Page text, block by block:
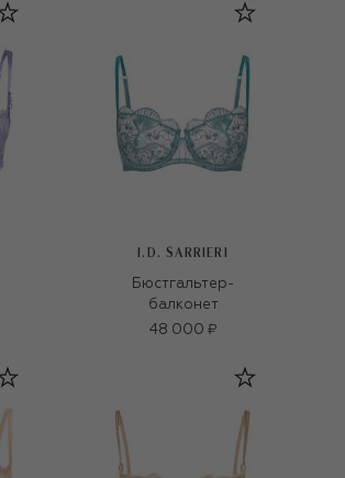
I.D. SARRIERI
Бюстгальтер-
балконет
48 000 ₽